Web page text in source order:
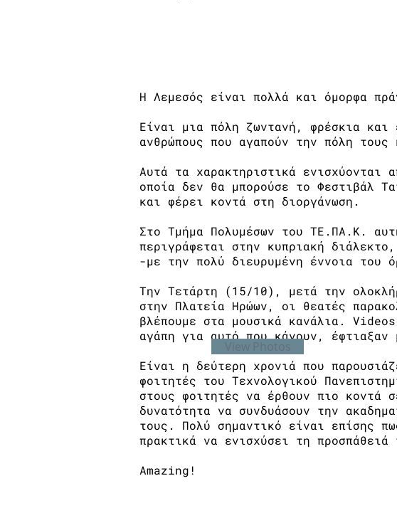
Η Λεμεσός είναι πολλά και όμορφα
Είναι μια πόλη ζωντανή, φρέσκια και
ανθρώπους που αγαπούν την πόλη
Αυτά τα χαρακτηριστικά
οποία δεν θα μπορούσε το Φεστιβάλ
και φέρει κοντά στη διοργάνωση.
Στο Τμήμα Πολυμέσων του ΤΕ.ΠΑ.Κ.
περιγράφεται στην κυπριακή
-με την πολύ διευρυμένη έννοια του
Την Τετάρτη (15/10), μετά την
στην Πλατεία Ηρώων, οι θεατές
βλέπουμε στα μουσικά κανάλια.
αγάπη για αυτό που κάνουν, έφτιαξαν
Είναι η δεύτερη χρονιά που
φοιτητές του Τεχνολογικού
στους φοιτητές να έρθουν πιο κοντά
δυνατότητα να συνδυάσουν την
τους. Πολύ σημαντικό είναι επίσης
πρακτικά να ενισχύσει τη προσπάθειά
Amazing!
View Photos